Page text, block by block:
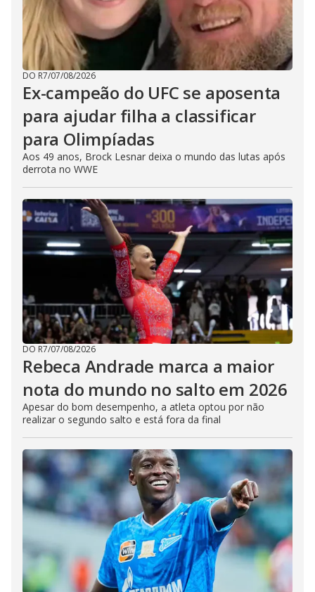
DO R7/07/08/2026
Ex-campeão do UFC se aposenta
para ajudar filha a classificar
para Olimpíadas
Aos 49 anos, Brock Lesnar deixa o mundo das lutas após
derrota no WWE
DO R7/07/08/2026
Rebeca Andrade marca a maior
nota do mundo no salto em 2026
Apesar do bom desempenho, a atleta optou por não
realizar o segundo salto e está fora da final